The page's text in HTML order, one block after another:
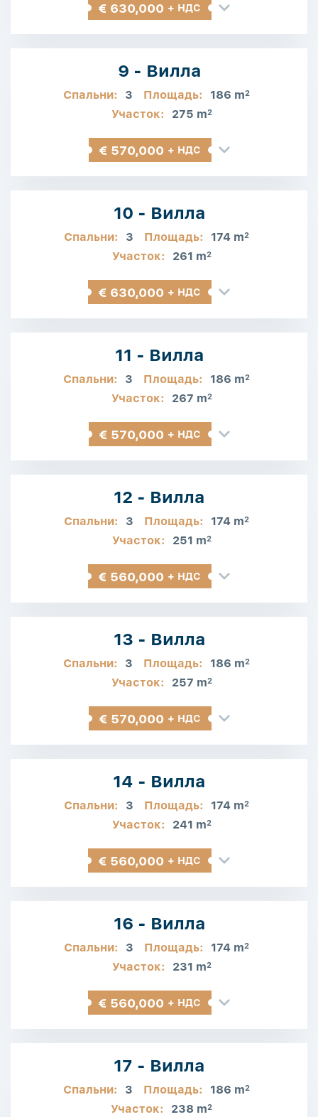
€ 630,000 + НДС
9 - Вилла
Спальни: 3 Площадь: 186 m2
Участок: 275 m2
€ 570,000 + НДС
10 - Вилла
Спальни: 3 Площадь: 174 m2
Участок: 261 m2
€ 630,000 + НДС
11 - Вилла
Спальни: 3 Площадь: 186 m2
Участок: 267 m2
€ 570,000 + НДС
12 - Вилла
Спальни: 3 Площадь: 174 m2
Участок: 251 m2
€ 560,000 + НДС
13 - Вилла
Спальни: 3 Площадь: 186 m2
Участок: 257 m2
€ 570,000 + НДС
14 - Вилла
Спальни: 3 Площадь: 174 m2
Участок: 241 m2
€ 560,000 + НДС
16 - Вилла
Спальни: 3 Площадь: 174 m2
Участок: 231 m2
€ 560,000 + НДС
17 - Вилла
Спальни: 3 Площадь: 186 m2
Участок: 238 m2